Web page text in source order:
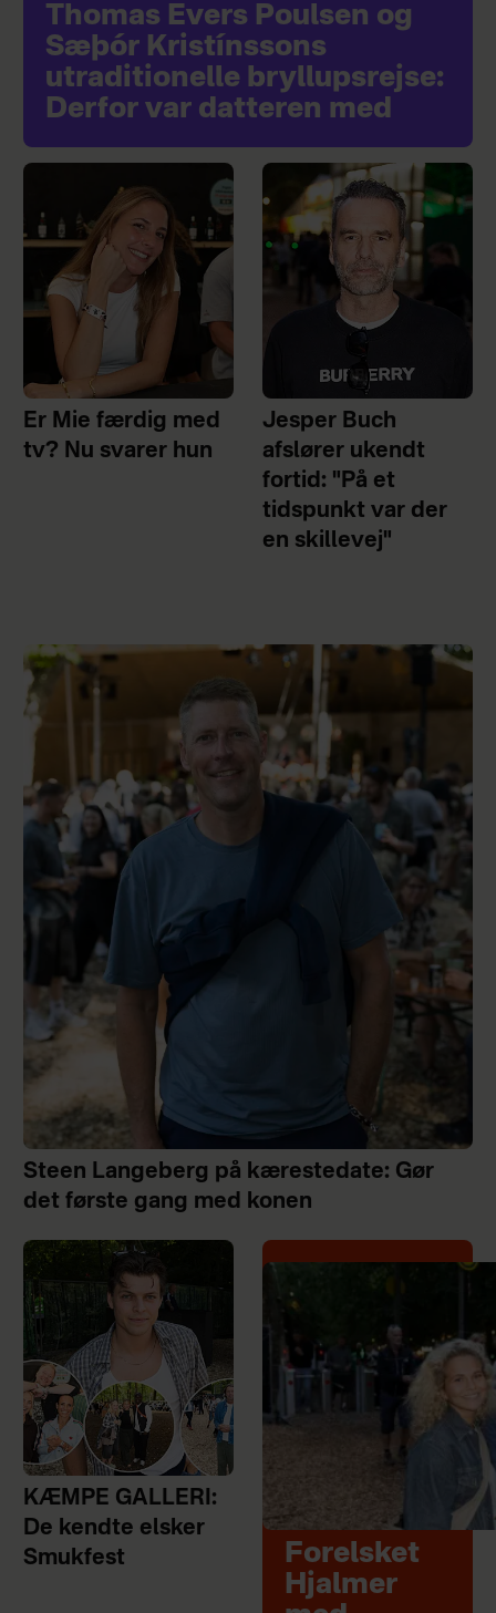
Thomas Evers Poulsen og
Sæþór Kristínssons
utraditionelle bryllupsrejse:
Derfor var datteren med
Er Mie færdig med
tv? Nu svarer hun
Jesper Buch
afslører ukendt
fortid: "På et
tidspunkt var der
en skillevej"
Steen Langeberg på kærestedate: Gør
det første gang med konen
KÆMPE GALLERI:
De kendte elsker
Smukfest
Forelsket
Hjalmer